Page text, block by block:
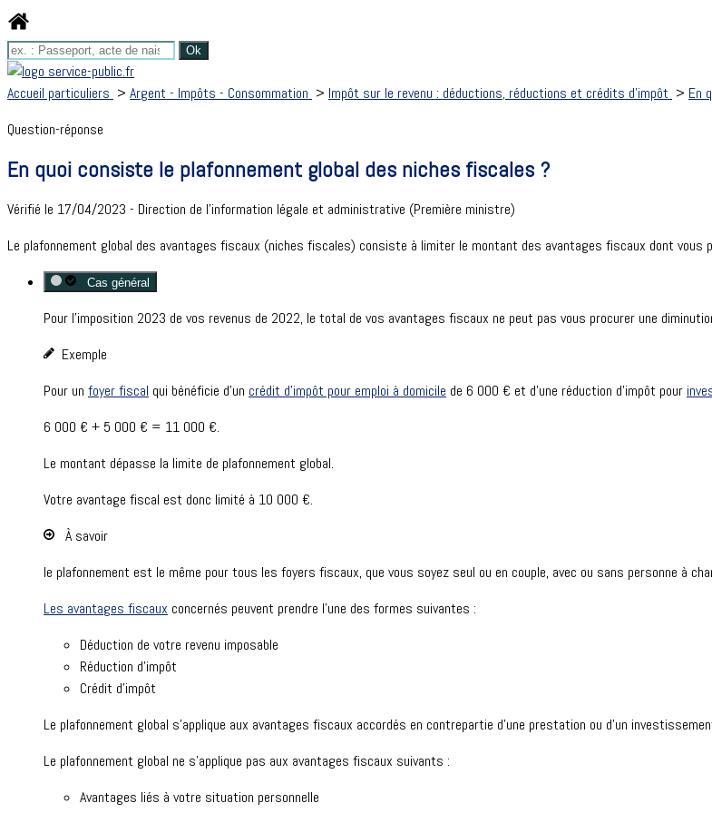
Accueil particuliers > Argent - Impôts - Consommation > Impôt sur le revenu : déductions, réductions et crédits d'impôt > En
Question-réponse
En quoi consiste le plafonnement global des niches fiscales ?
Vérifié le 17/04/2023 - Direction de l'information légale et administrative (Première ministre)
Le plafonnement global des avantages fiscaux (niches fiscales) consiste à limiter le montant des avantages fiscaux dont vous
Cas général
Pour l'imposition 2023 de vos revenus de 2022, le total de vos avantages fiscaux ne peut pas vous procurer une
Exemple
Pour un foyer fiscal qui bénéficie d'un crédit d'impôt pour emploi à domicile de 6 000 € et d'une réduction d'impôt pour
6 000 € + 5 000 € = 11 000 €.
Le montant dépasse la limite de plafonnement global.
Votre avantage fiscal est donc limité à 10 000 €.
À savoir
le plafonnement est le même pour tous les foyers fiscaux, que vous soyez seul ou en couple, avec ou sans personne à
Les avantages fiscaux concernés peuvent prendre l'une des formes suivantes :
Déduction de votre revenu imposable
Réduction d'impôt
Crédit d'impôt
Le plafonnement global s'applique aux avantages fiscaux accordés en contrepartie d'une prestation ou d'un
Le plafonnement global ne s'applique pas aux avantages fiscaux suivants :
Avantages liés à votre situation personnelle